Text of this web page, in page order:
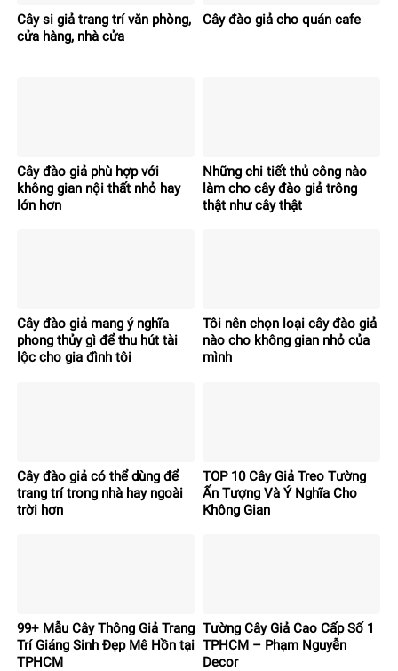
Cây si giả trang trí văn phòng,
cửa hàng, nhà cửa
Cây đào giả cho quán cafe
Cây đào giả phù hợp với
không gian nội thất nhỏ hay
lớn hơn
Những chi tiết thủ công nào
làm cho cây đào giả trông
thật như cây thật
Cây đào giả mang ý nghĩa
phong thủy gì để thu hút tài
lộc cho gia đình tôi
Tôi nên chọn loại cây đào giả
nào cho không gian nhỏ của
mình
Cây đào giả có thể dùng để
trang trí trong nhà hay ngoài
trời hơn
TOP 10 Cây Giả Treo Tường
Ấn Tượng Và Ý Nghĩa Cho
Không Gian
99+ Mẫu Cây Thông Giả Trang
Trí Giáng Sinh Đẹp Mê Hồn tại
TPHCM
Tường Cây Giả Cao Cấp Số 1
TPHCM – Phạm Nguyễn
Decor